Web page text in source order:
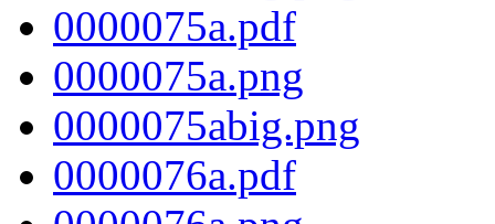
0000075a.pdf
0000075a.png
0000075abig.png
0000076a.pdf